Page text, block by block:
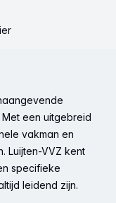
een uitgebreid
vakman en
Luijten-VVZ kent
specifieke
leidend zijn.